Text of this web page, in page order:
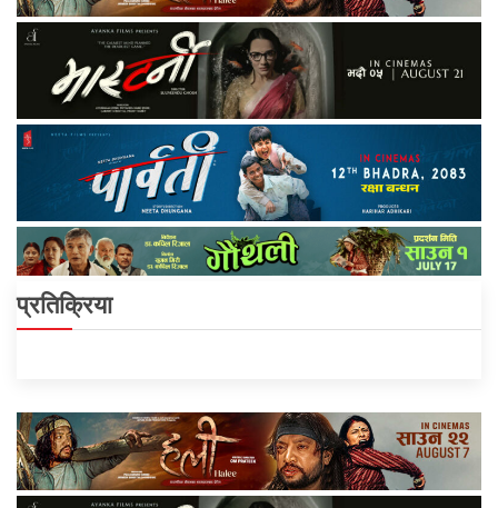
प्रतिक्रिया